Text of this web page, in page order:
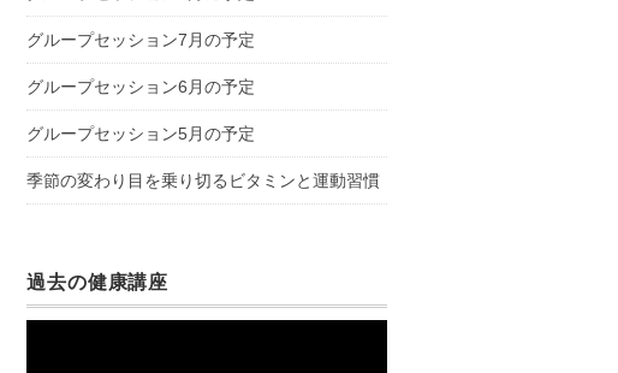
グループセッション7月の予定
グループセッション6月の予定
グループセッション5月の予定
季節の変わり目を乗り切るビタミンと運動習慣
過去の健康講座